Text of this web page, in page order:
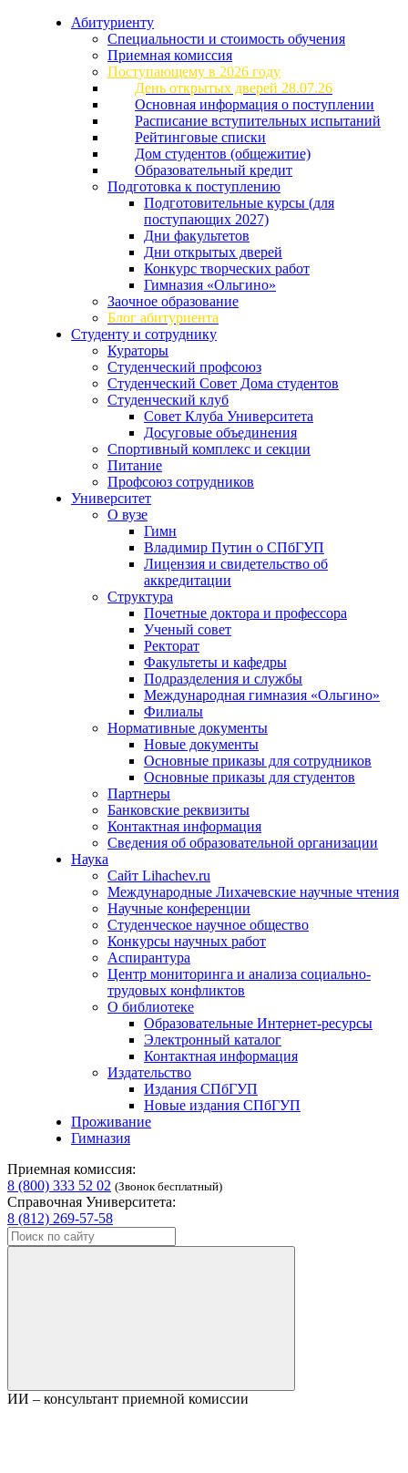
Абитуриенту
Специальности и стоимость обучения
Приемная комиссия
Поступающему в 2026 году
День открытых дверей 28.07.26
Основная информация о поступлении
Расписание вступительных испытаний
Рейтинговые списки
Дом студентов (общежитие)
Образовательный кредит
Подготовка к поступлению
Подготовительные курсы (для
поступающих 2027)
Дни факультетов
Дни открытых дверей
Конкурс творческих работ
Гимназия «Ольгино»
Заочное образование
Блог абитуриента
Студенту и сотруднику
Кураторы
Студенческий профсоюз
Студенческий Совет Дома студентов
Студенческий клуб
Совет Клуба Университета
Досуговые объединения
Спортивный комплекс и секции
Питание
Профсоюз сотрудников
Университет
О вузе
Гимн
Владимир Путин о СПбГУП
Лицензия и свидетельство об
аккредитации
Структура
Почетные доктора и профессора
Ученый совет
Ректорат
Факультеты и кафедры
Подразделения и службы
Международная гимназия «Ольгино»
Филиалы
Нормативные документы
Новые документы
Основные приказы для сотрудников
Основные приказы для студентов
Партнеры
Банковские реквизиты
Контактная информация
Сведения об образовательной организации
Наука
Сайт Lihachev.ru
Международные Лихачевские научные чтения
Научные конференции
Студенческое научное общество
Конкурсы научных работ
Аспирантура
Центр мониторинга и анализа социально-
трудовых конфликтов
О библиотеке
Образовательные Интернет-ресурсы
Электронный каталог
Контактная информация
Издательство
Издания СПбГУП
Новые издания СПбГУП
Проживание
Гимназия
Приемная комиссия:
8 (800) 333 52 02 (Звонок бесплатный)
Справочная Университета:
8 (812) 269-57-58
ИИ – консультант приемной комиссии